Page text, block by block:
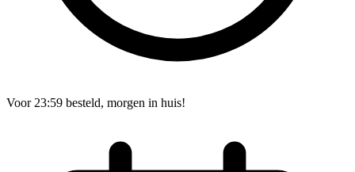
Voor 23:59 besteld, morgen in huis!